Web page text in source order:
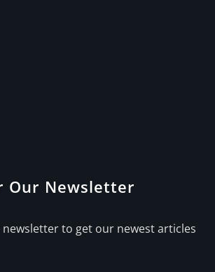
Our Newsletter
to get our newest articles